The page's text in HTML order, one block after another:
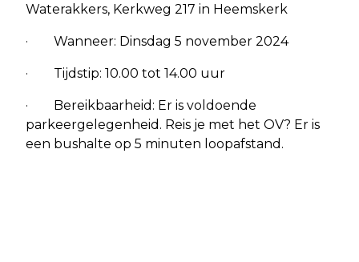
Waterakkers, Kerkweg 217 in Heemskerk
· Wanneer: Dinsdag 5 november 2024
· Tijdstip: 10.00 tot 14.00 uur
· Bereikbaarheid: Er is voldoende
parkeergelegenheid. Reis je met het OV? Er is
een bushalte op 5 minuten loopafstand.